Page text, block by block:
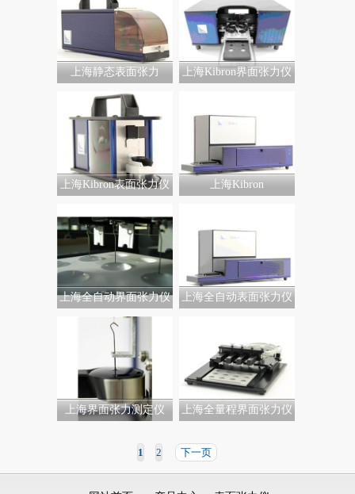
上海静态表面张力 上海Kibron界面张力仪
上海Kibron表面张力仪 上海Kibron
上海全自动界面张力仪 上海全自动表面张力仪
上海界面张力测定仪 上海全量程界面张力仪
1 2 下一页